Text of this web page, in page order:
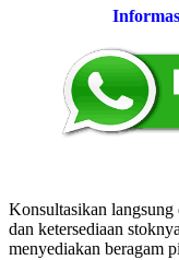
Konsultasikan langsung
dan ketersediaan
menyediakan beragam